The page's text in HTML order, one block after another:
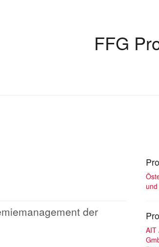
FFG
der
AIT